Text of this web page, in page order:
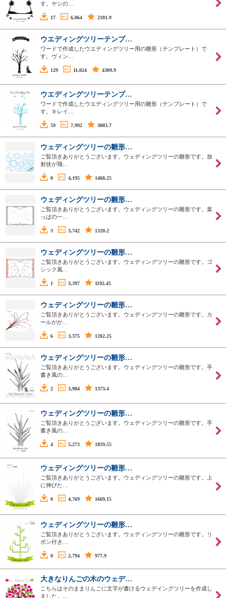
す。ヤシの…
17 6,064 2181.9
ウエディングツリーテンプ…
ワードで作成したウエディングツリー用の雛形（テンプレート）で
す。ヴィン…
129 11,024 4309.9
ウエディングツリーテンプ…
ワードで作成したウエディングツリー用の雛形（テンプレート）で
す。キレイ…
59 7,992 3003.7
ウェディングツリーの雛形…
ご覧頂きありがとうございます。ウェディングツリーの雛形です。放
射状が飛…
0 4,195 1468.25
ウェディングツリーの雛形…
ご覧頂きありがとうございます。ウェディングツリーの雛形です。葉
っぱの一…
3 3,742 1320.2
ウェディングツリーの雛形…
ご覧頂きありがとうございます。ウェディングツリーの雛形です。ゴ
シック風…
1 3,397 1192.45
ウェディングツリーの雛形…
ご覧頂きありがとうございます。ウェディングツリーの雛形です。カ
ールがか…
6 3,375 1202.25
ウェディングツリーの雛形…
ご覧頂きありがとうございます。ウェディングツリーの雛形です。手
書き風の…
2 3,904 1373.4
ウェディングツリーの雛形…
ご覧頂きありがとうございます。ウェディングツリーの雛形です。手
書き風の…
4 5,273 1859.55
ウェディングツリーの雛形…
ご覧頂きありがとうございます。ウェディングツリーの雛形です。上
に伸びた…
0 4,769 1669.15
ウェディングツリーの雛形…
ご覧頂きありがとうございます。ウェディングツリーの雛形です。リ
ボン付き…
0 2,794 977.9
大きなりんごの木のウェデ…
こちらはそのままりんごに文字が書けるウェデイングツリーを作成し
ました。…